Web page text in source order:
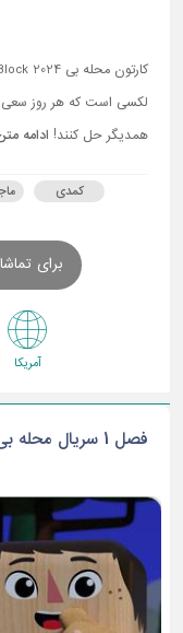
لکسی است که هر روز سعی
همدیگر حل کنند! ادامه
کمدی
برای
آمریکا
فصل 1 سریال محله بی